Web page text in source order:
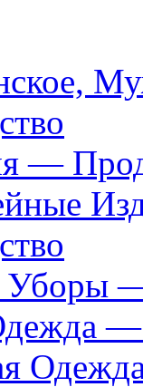
—
Уборы